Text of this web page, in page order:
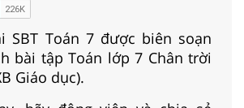
SBT Toán 7 được biên soạn
bài tập Toán lớp 7 Chân trời
Giáo dục).